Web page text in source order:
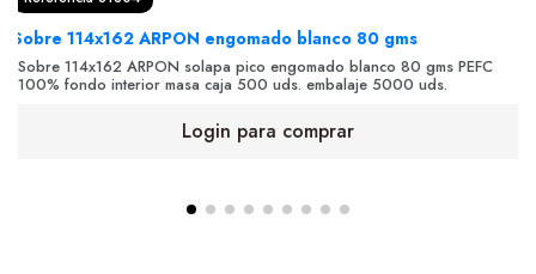
Sobre 114x162 ARPON engomado blanco 80 gms
Sobre 114x162 ARPON solapa pico engomado blanco 80 gms PEFC
100% fondo interior masa caja 500 uds. embalaje 5000 uds.
Login para comprar